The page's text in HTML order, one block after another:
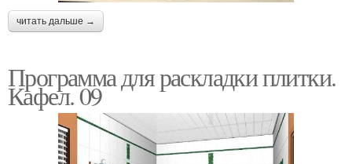
читать дальше →
Программа для раскладки плитки.
Кафел. 09